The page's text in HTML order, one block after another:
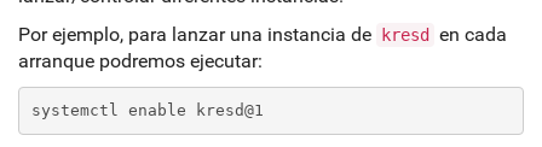
Por ejemplo, para lanzar una instancia de
kresd
en cada
arranque podremos ejecutar:
systemctl enable kresd@1